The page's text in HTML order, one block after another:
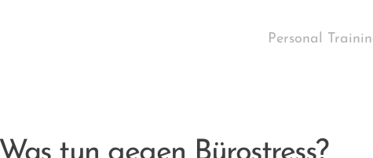
Personal